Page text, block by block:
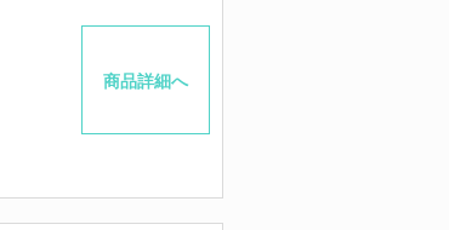
商品詳細へ